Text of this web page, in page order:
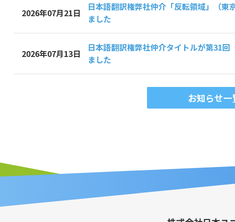
2026年07月21日
日本語翻訳権弊社仲介「反転領域」（東
ました
2026年07月13日
日本語翻訳権弊社仲介タイトルが第31
ました
お知らせ一